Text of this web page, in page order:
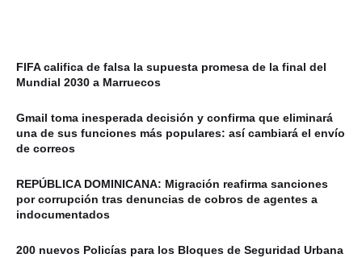
FIFA califica de falsa la supuesta promesa de la final del
Mundial 2030 a Marruecos
Gmail toma inesperada decisión y confirma que eliminará
una de sus funciones más populares: así cambiará el envío
de correos
REPÚBLICA DOMINICANA: Migración reafirma sanciones
por corrupción tras denuncias de cobros de agentes a
indocumentados
200 nuevos Policías para los Bloques de Seguridad Urbana